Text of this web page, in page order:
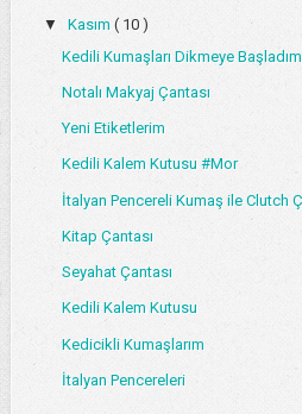
▼ Kasım ( 10 )
Kedili Kumaşları Dikmeye Başladım
Notalı Makyaj Çantası
Yeni Etiketlerim
Kedili Kalem Kutusu #Mor
İtalyan Pencereli Kumaş ile Clutch
Kitap Çantası
Seyahat Çantası
Kedili Kalem Kutusu
Kedicikli Kumaşlarım
İtalyan Pencereleri